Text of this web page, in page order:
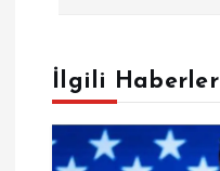
g
e
İlgili Haberler